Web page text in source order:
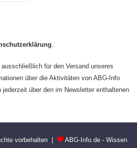
.
für den Versand unseres
über die Aktivitäten von ABG-Info
über den im Newsletter enthaltenen
vorbehalten | ABG-Info.de - Wissen